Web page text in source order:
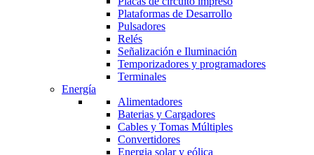
Plataformas de Desarrollo
Pulsadores
Relés
Señalización e Iluminación
Temporizadores y programadores
Terminales
Energía
Alimentadores
Baterias y Cargadores
Cables y Tomas Múltiples
Convertidores
Energia solar y eólica